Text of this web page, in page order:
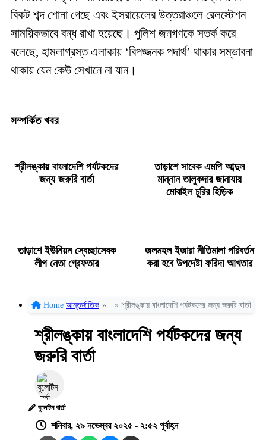
বিকট শব্দ শোনা গেছে এবং ইসরায়েলের উত্তরাঞ্চলে রেলস্টেশন
সাময়িকভাবে বন্ধ রাখা হয়েছে। পুলিশ জনগণকে সতর্ক করে
বলেছে, হামলাগ্রস্ত এলাকায় ‘বিপজ্জনক পদার্থ’ থাকার সম্ভাবনা
থাকায় যেন কেউ সেখানে না যান।
সম্পর্কিত খবর
শ্রীলঙ্কায় বাংলাদেশি পর্যটকদের
জন্য জরুরি বার্তা
তাড়াশে সাবেক এমপি আব্দুল
মান্নান তালুকদার জানাযায়
মোবাইল চুরির হিড়িক
তাড়াশে ইউনিয়ন স্বেচ্ছাসেবক
লীগ নেতা গ্রেফতার
জলমহল ইজারা নীতিমালা পরিবর্তন
করা হবে উপদেষ্টা ফরিদা আখতার
Home আন্তর্জাতিক » » শ্রীলঙ্কায় বাংলাদেশি পর্যটকদের জন্য জরুরি বার্তা
শ্রীলঙ্কায় বাংলাদেশি পর্যটকদের জন্য
জরুরি বার্তা
বুলেটিন বার্তা
শনিবার, ২৯ নভেম্বর ২০২৫ - ২:৫২ পূর্বাহ্ন